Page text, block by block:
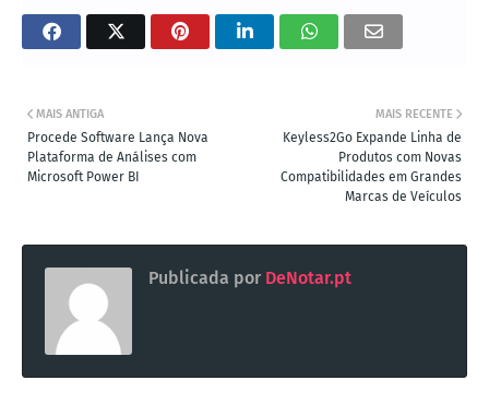
MAIS RECENTE
Keyless2Go Expande Linha de
Produtos com Novas
Compatibilidades em Grandes
Marcas de Veículos
MAIS ANTIGA
Procede Software Lança Nova
Plataforma de Análises com
Microsoft Power BI
Publicada por DeNotar.pt